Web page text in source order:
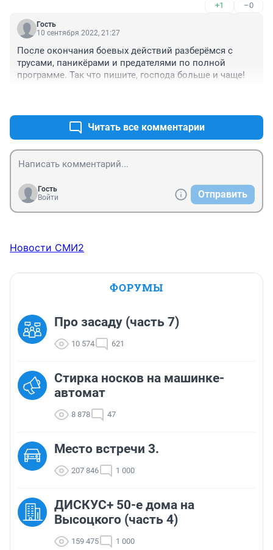
+1 –0
Гость
10 сентября 2022, 21:27
После окончания боевых действий разберёмся с
трусами, паникёрами и предателями по полной
программе. Так что пишите, господа больше и чаще!
Читать все комментарии
Гость
Войти
Отправить
Новости СМИ2
ФОРУМЫ
Про засаду (часть 7)
10 574 621
Стирка носков на машинке-
автомат
8 878 47
Место встречи 3.
207 846 1 000
ДИСКУС+ 50-е дома на
Высоцкого (часть 4)
159 475 1 000